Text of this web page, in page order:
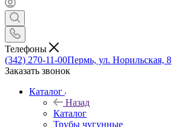
Телефоны
(342) 270-11-00Пермь, ул. Норильская, 8
Заказать звонок
Каталог
Назад
Каталог
Трубы чугунные